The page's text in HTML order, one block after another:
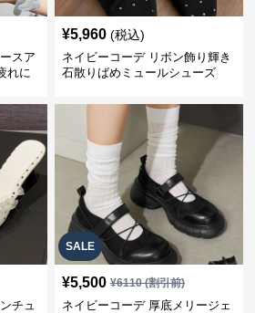
スア
れに
¥5,960 (税込)
ネイビーコーデ リボン飾り輝き
石散りばめミュールシューズ
チュ
SALE
¥5,500 ¥6110(割引前)
ネイビーコーデ 厚底メリージェ